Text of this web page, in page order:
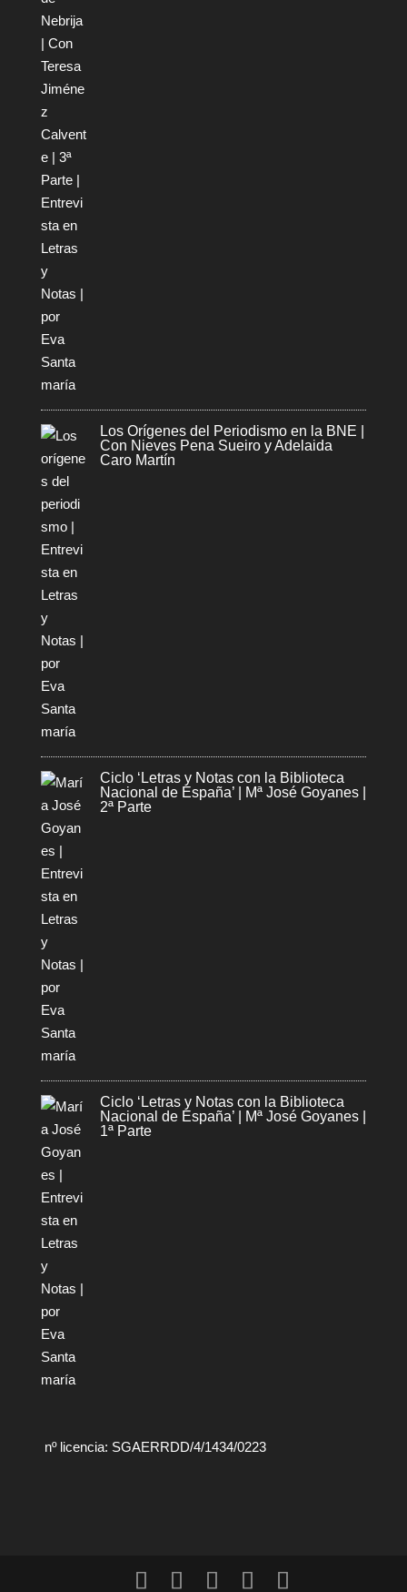
Los Orígenes del Periodismo en la BNE |
Con Nieves Pena Sueiro y Adelaida
Caro Martín
Ciclo ‘Letras y Notas con la Biblioteca
Nacional de España’ | Mª José Goyanes |
2ª Parte
Ciclo ‘Letras y Notas con la Biblioteca
Nacional de España’ | Mª José Goyanes |
1ª Parte
nº licencia: SGAERRDD/4/1434/0223